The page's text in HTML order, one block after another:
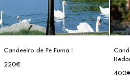
Candeeiro de Pe Fuma I
220€